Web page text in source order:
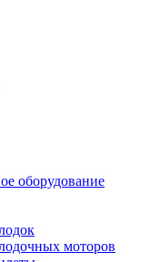
оборудование
моторов